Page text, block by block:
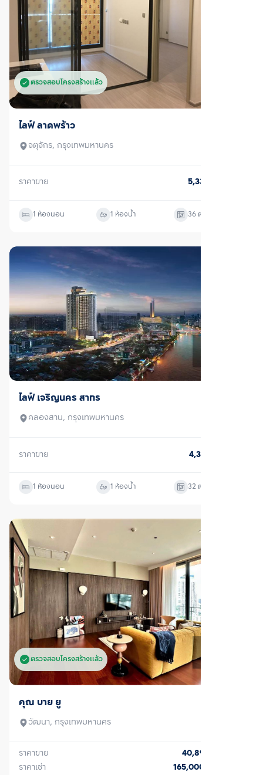
ตรวจสอบโครงสร้างแล้ว
ขาย
ไลฟ์ ลาดพร้าว
จตุจักร, กรุงเทพมหานคร
ราคาขาย 5,330,000
1 ห้องนอน 1 ห้องน้ำ 36 ตร.ม.
ขาย
ไลฟ์ เจริญนคร สาทร
คลองสาน, กรุงเทพมหานคร
ราคาขาย 4,310,000
1 ห้องนอน 1 ห้องน้ำ 32 ตร.ม.
ตรวจสอบโครงสร้างแล้ว
ขาย/เช่า
คุณ บาย ยู
วัฒนา, กรุงเทพมหานคร
ราคาขาย 40,890,000
ราคาเช่า
165,000